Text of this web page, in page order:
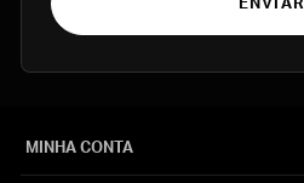
ENVIAR
MINHA CONTA